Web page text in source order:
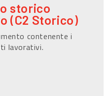
storico
(C2 Storico)
contenente i
lavorativi.